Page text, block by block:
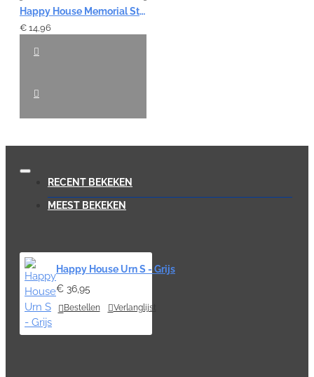
Happy House Memorial Steen Hart - Grijs
€ 14,96
RECENT BEKEKEN
MEEST BEKEKEN
Happy House Urn S - Grijs
€ 36,95
Bestellen Verlanglijst